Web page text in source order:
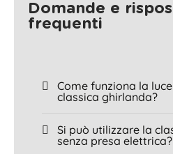
Domande e
frequenti
Come funziona la
classica ghirlanda?
Si può utilizzare la
senza presa elettrica?